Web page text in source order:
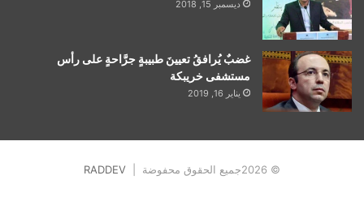
ديسمبر 15, 2018
غضبٌ يُرافقُ تعيينَ طبيبةٍ جرَّاحةٍ على رأس
مستشفى خريبكة
يناير 16, 2019
© 2026جميع الحقوق محفوضة | RADDEV